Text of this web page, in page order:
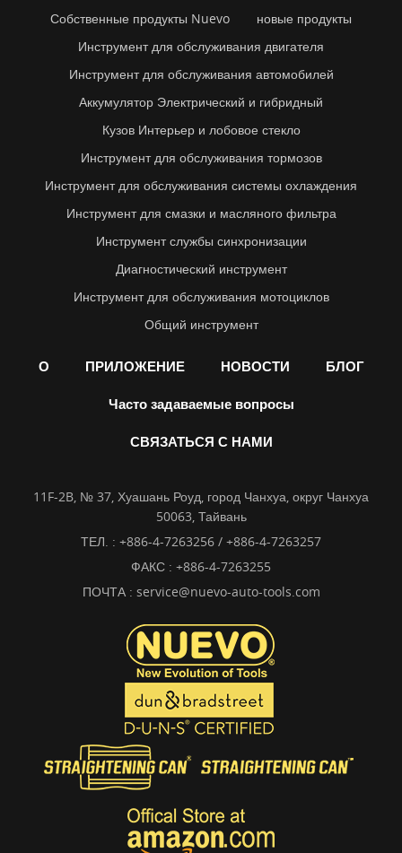
Собственные продукты Nuevo
новые продукты
Инструмент для обслуживания двигателя
Инструмент для обслуживания автомобилей
Аккумулятор Электрический и гибридный
Кузов Интерьер и лобовое стекло
Инструмент для обслуживания тормозов
Инструмент для обслуживания системы охлаждения
Инструмент для смазки и масляного фильтра
Инструмент службы синхронизации
Диагностический инструмент
Инструмент для обслуживания мотоциклов
Общий инструмент
О ПРИЛОЖЕНИЕ НОВОСТИ БЛОГ
Часто задаваемые вопросы
СВЯЗАТЬСЯ С НАМИ
11F-2B, № 37, Хуашань Роуд, город Чанхуа, округ Чанхуа
50063, Тайвань
ТЕЛ. : +886-4-7263256 / +886-4-7263257
ФАКС : +886-4-7263255
ПОЧТА : service@nuevo-auto-tools.com